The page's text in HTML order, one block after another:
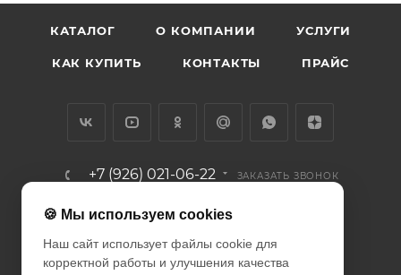
КАТАЛОГ О КОМПАНИИ УСЛУГИ
КАК КУПИТЬ КОНТАКТЫ ПРАЙС
+7 (926) 021-06-22 ЗАКАЗАТЬ ЗВОНОК
info@diodcity.ru
г. Москва, Союзный проспект, д.
14/9, метро Новогиреево
🍪 Мы используем cookies
Наш сайт использует файлы cookie для
корректной работы и улучшения качества